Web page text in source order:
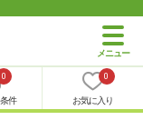
0
件
0
お気に入り